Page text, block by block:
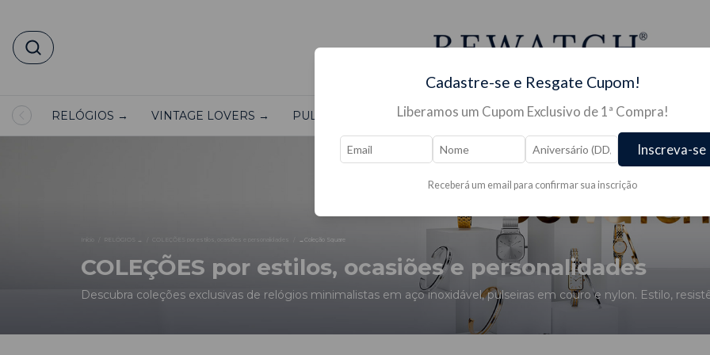
RELÓGIOS → VINTAGE LOVERS → PULSEIRAS PARA RELÓGIO → JÓIAS → PRESENTES →
RELÓGIOS → COLEÇÕES por estilos, ocasiões e personalidades →Coleção Square
COLEÇÕES por estilos, ocasiões e personalidades
Descubra coleções exclusivas de relógios minimalistas em aço inoxidável, pulseiras em couro e nylon. Estilo,
Cadastre-se e Resgate Cupom!
Liberamos um Cupom Exclusivo de 1ª Compra!
Inscreva-se
Receberá um email para confirmar sua inscrição